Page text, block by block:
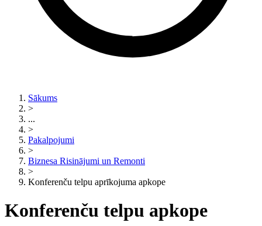
Sākums
>
...
>
Pakalpojumi
>
Biznesa Risinājumi un Remonti
>
Konferenču telpu aprīkojuma apkope
Konferenču telpu apkope